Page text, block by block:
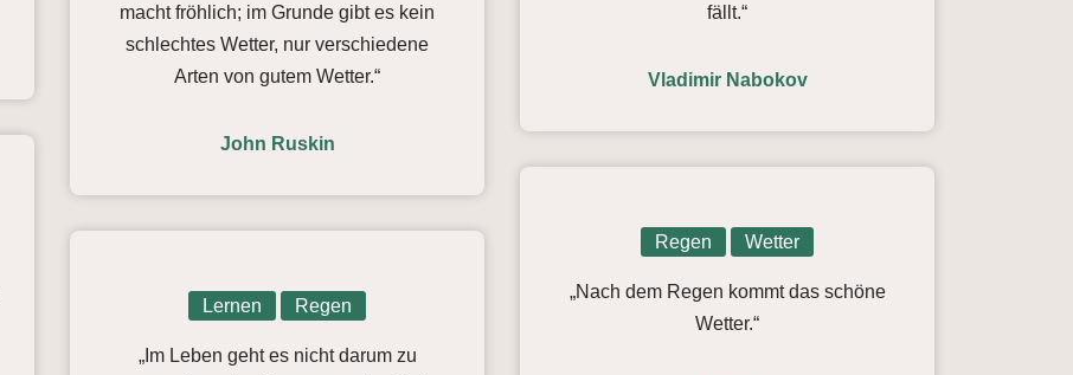
macht fröhlich; im Grunde gibt es kein
schlechtes Wetter, nur verschiedene
Arten von gutem Wetter.“
John Ruskin
fällt.“
Vladimir Nabokov
Regen Wetter
„Nach dem Regen kommt das schöne
Wetter.“
Lernen Regen
„Im Leben geht es nicht darum zu